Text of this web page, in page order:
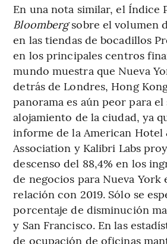
En una nota similar, el Índice
Bloombergsobre el volumen
en las tiendas de bocadillos
en los principales centros
mundo muestra que Nueva
detrás de Londres, Hong
panorama es aún peor para
alojamiento de la ciudad, ya
informe de la American Hotel
Association y Kalibri Labs
descenso del 88,4% en los
de negocios para Nueva York
relación con 2019. Sólo se
porcentaje de disminución
y San Francisco. En las
de ocupación de oficinas